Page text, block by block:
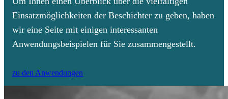
Einsatzmöglichkeiten der Beschichter zu geben, haben
wir eine Seite mit einigen interessanten
Anwendungsbeispielen für Sie zusammengestellt.
zu den Anwendungen